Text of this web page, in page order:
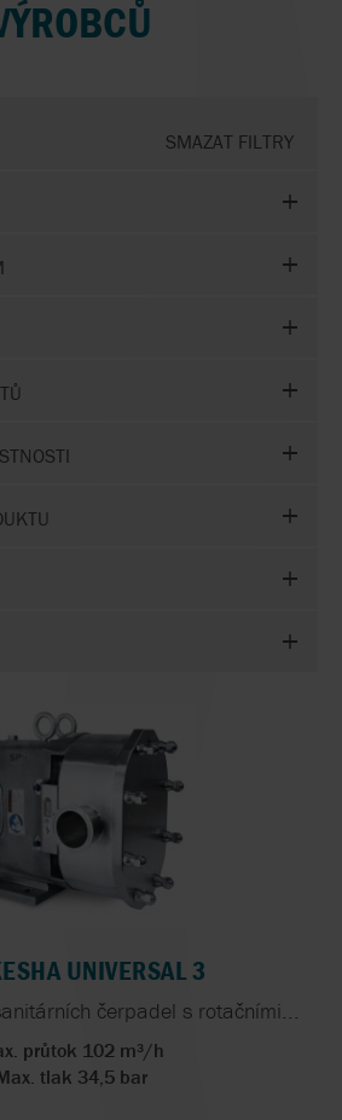
SMAZAT FILTRY
UNIVERSAL 3
čerpadel s rotačními...
průtok 102 m³/h
tlak 34,5 bar